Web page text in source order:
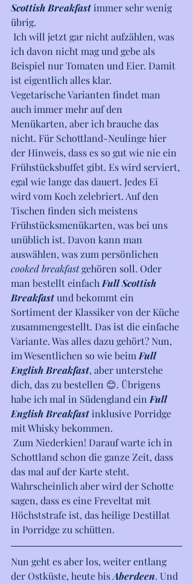
Scottish Breakfast immer sehr wenig
übrig.
ich davon nicht mag und gebe als
Beispiel nur Tomaten und Eier. Damit
ist eigentlich alles klar.
Vegetarische Varianten findet man
auch immer mehr auf den
Menükarten, aber ich brauche das
nicht. Für Schottland-Neulinge hier
der Hinweis, dass es so gut wie nie ein
Frühstücksbuffet gibt. Es wird serviert,
egal wie lange das dauert. Jedes Ei
wird vom Koch zelebriert. Auf den
Tischen finden sich meistens
Frühstücksmenükarten, was bei uns
unüblich ist. Davon kann man
auswählen, was zum persönlichen
cooked breakfast gehören soll. Oder
man bestellt einfach Full Scottish
Breakfastund bekommt ein
Sortiment der Klassiker von der Küche
zusammengestellt. Das ist die einfache
Variante. Was alles dazu gehört? Nun,
im Wesentlichen so wie beim Full
English Breakfast, aber unterstehe
dich, das zu bestellen 😊. Übrigens
habe ich mal in Südengland ein Full
English Breakfast inklusive Porridge
mit Whisky bekommen.
Schottland schon die ganze Zeit, dass
das mal auf der Karte steht.
Wahrscheinlich aber wird der Schotte
sagen, dass es eine Freveltat mit
Höchststrafe ist, das heilige Destillat
in Porridge zu schütten.
Nun geht es aber los, weiter entlang
der Ostküste, heute bis Aberdeen. Und